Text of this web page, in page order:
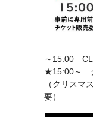
～15:00
★15:00～
（クリスマ
要）